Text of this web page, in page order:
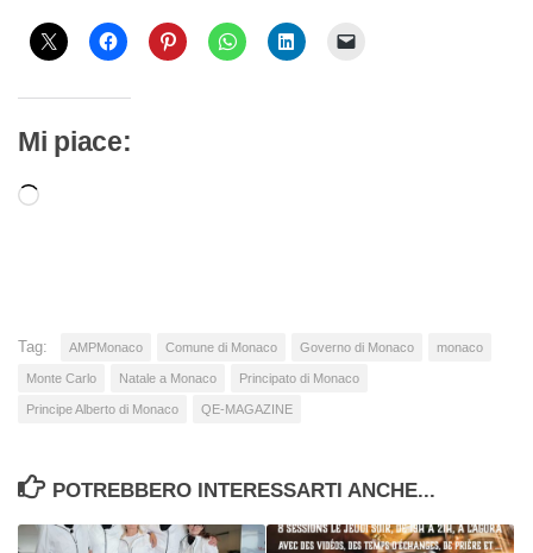
Mi piace:
Caricamento
Tag: AMPMonaco Comune di Monaco Governo di Monaco monaco
Monte Carlo Natale a Monaco Principato di Monaco
Principe Alberto di Monaco QE-MAGAZINE
POTREBBERO INTERESSARTI ANCHE...